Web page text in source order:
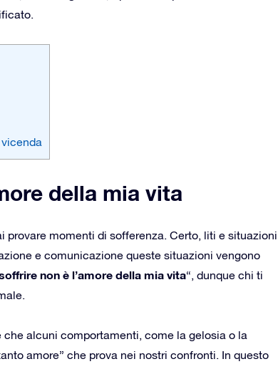
della mia vita
provare momenti di sofferenza. Certo, liti e situazioni
e comunicazione queste situazioni vengono
non è l’amore della mia vita“, dunque chi ti
che alcuni comportamenti, come la gelosia o la
amore” che prova nei nostri confronti. In questo